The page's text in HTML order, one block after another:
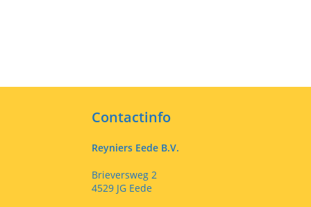
Contactinfo
Reyniers Eede B.V.
Brieversweg 2
4529 JG Eede